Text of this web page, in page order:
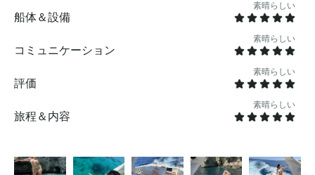
ットには法律で義務付けられている安全装置が完備され
ており、包括的な保険を含むすべてのチャーター許可証
ウンドシステム • トイレ • シャワー • シュノーケリン
きること: • プロスキッパー • スタンドアップパドルボ
ればよいですか? • タオル • 水着 • 日焼け止め • 着替え
• いい雰囲気だけ！
船体＆設備
素晴らしい
コミュニケーション
素晴らしい
評価
素晴らしい
旅程＆内容
素晴らしい